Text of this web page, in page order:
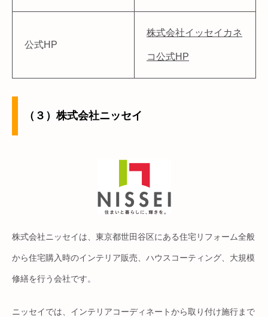
公式HP
株式会社イッセイカネ
コ公式HP
（３）株式会社ニッセイ
株式会社ニッセイは、東京都世田谷区にある住宅リフォーム全般
から住宅購入時のインテリア販売、ハウスコーティング、大規模
修繕を行う会社です。
ニッセイでは、インテリアコーディネートから取り付け施行まで